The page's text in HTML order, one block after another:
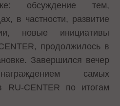
обсуждение тем,
в частности, развитие
новые инициативы
продолжилось в
Завершился вечер
самых
RU-CENTER по итогам